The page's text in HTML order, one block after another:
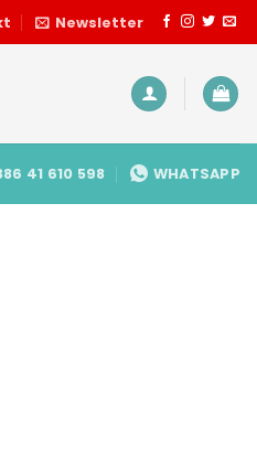
Newsletter
41 610 598 WHATSAPP